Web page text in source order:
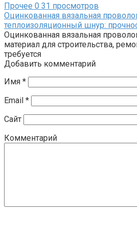
Прочее 0 31 просмотров
Оцинкованная вязальная
теплоизоляционный шнур:
Оцинкованная вязальная
материал для строительства,
требуется
Добавить комментарий
Имя *
Email *
Сайт
Комментарий